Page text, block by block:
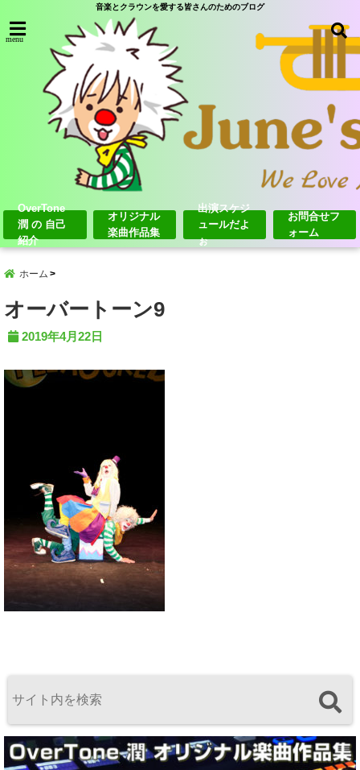
音楽とクラウンを愛する皆さんのためのブログ
menu
OverTone
潤 の 自己
紹介
オリジナル
楽曲作品集
出演スケジ
ュールだよ
ぉ
お問合せフ
ォーム
ホーム
オーバートーン9
2019年4月22日